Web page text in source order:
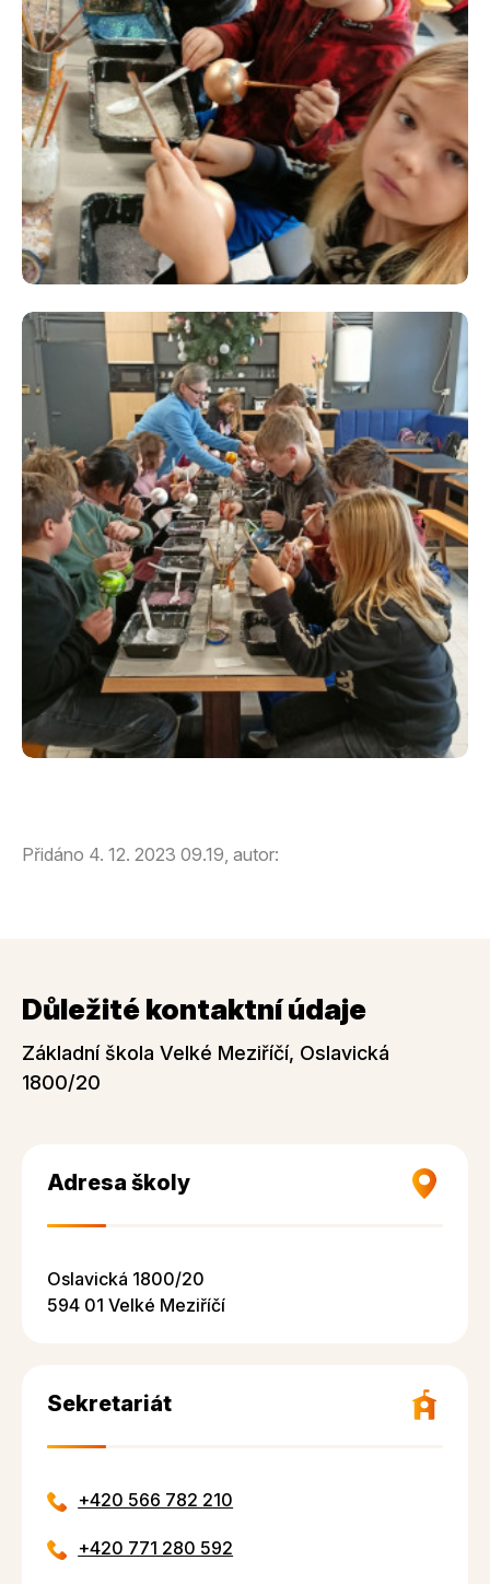
Přidáno 4. 12. 2023 09.19, autor:
Důležité kontaktní údaje
Základní škola Velké Meziříčí, Oslavická
1800/20
Adresa školy
Oslavická 1800/20
594 01 Velké Meziříčí
Sekretariát
+420 566 782 210
+420 771 280 592